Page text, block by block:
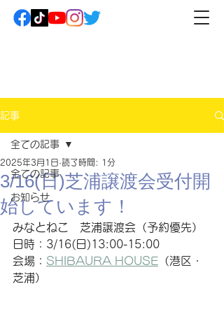
記事
全ての記事
お知らせ
全ての記事
3/16(日)芝浦譲渡会受付開
始しています！
2025年3月1日 読了時間: 1分
みなとねこ　芝浦譲渡会（予約優先）
日時：3/16(日)13:00-15:00
会場： SHIBAURA HOUSE （港区・
芝浦）